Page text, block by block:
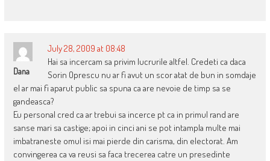
Dana
July 28, 2009 at 08:48
Hai sa incercam sa privim lucrurile altfel. Credeti ca daca
Sorin Oprescu nu ar fi avut un scor atat de bun in somdaje
el ar mai fi aparut public sa spuna ca are nevoie de timp sa se
gandeasca?
Eu personal cred ca ar trebui sa incerce pt ca in primul rand are
sanse mari sa castige; apoi in cinci ani se pot intampla multe mai
imbatraneste omul isi mai pierde din carisma, din electorat. Am
convingerea ca va reusi sa faca trecerea catre un presedinte